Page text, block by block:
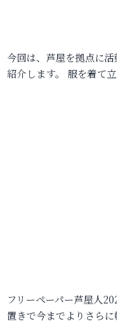
今回は、芦屋を拠点に
紹介します。 服を着て
フリーペーパー芦屋人
置きで今までよりさら